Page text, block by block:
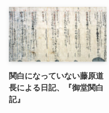
関白になっていない藤原道
長による日記、『御堂関白
記』